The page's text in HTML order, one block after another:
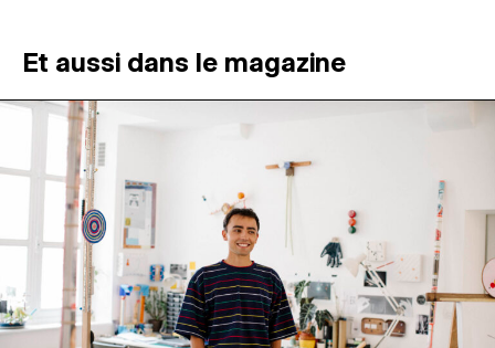
ATELIERS OUVERTS
PROGRAMMATION
MAGAZINE
ESPACES DE PRATIQUE ARTISTIQUE ↓
Recherche
Et aussi dans le magazine